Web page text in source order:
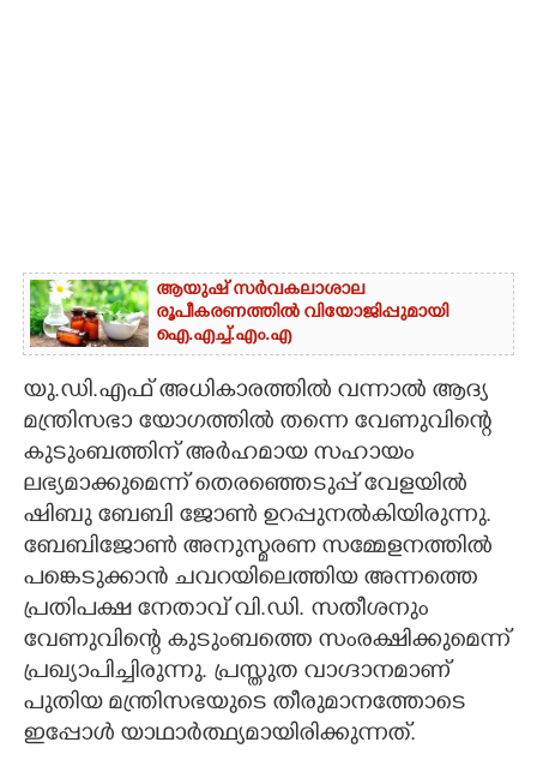
ആയുഷ് സർവകലാശാല
രൂപീകരണത്തിൽ വിയോജിപ്പുമായി
ഐ.എച്ച്.എം.എ
യു.ഡി.എഫ് അധികാരത്തില്‍ വന്നാല്‍ ആദ്യ
മന്ത്രിസഭാ യോഗത്തില്‍ തന്നെ വേണുവിന്റെ
കുടുംബത്തിന് അര്‍ഹമായ സഹായം
ലഭ്യമാക്കുമെന്ന് തെരഞ്ഞെടുപ്പ് വേളയില്‍
ഷിബു ബേബി ജോണ്‍ ഉറപ്പുനല്‍കിയിരുന്നു.
ബേബിജോണ്‍ അനുസ്മരണ സമ്മേളനത്തില്‍
പങ്കെടുക്കാന്‍ ചവറയിലെത്തിയ അന്നത്തെ
പ്രതിപക്ഷ നേതാവ് വി.ഡി. സതീശനും
വേണുവിന്റെ കുടുംബത്തെ സംരക്ഷിക്കുമെന്ന്
പ്രഖ്യാപിച്ചിരുന്നു. പ്രസ്തുത വാഗ്ദാനമാണ്
പുതിയ മന്ത്രിസഭയുടെ തീരുമാനത്തോടെ
ഇപ്പോള്‍ യാഥാര്‍ത്ഥ്യമായിരിക്കുന്നത്.